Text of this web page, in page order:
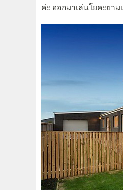
ค่ะ ออกมาเล่นโยคะยา